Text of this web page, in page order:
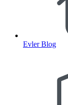
Evler Blog